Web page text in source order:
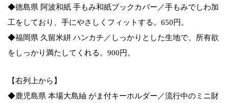
◆徳島県 阿波和紙 手もみ和紙ブックカバー／手もみでしわ加
工をしており、手にやさしくフィットする。650円。
◆福岡県 久留米絣 ハンカチ／しっかりとした生地で、所有欲
をしっかり満たしてくれる。900円。
【右列上から】
◆鹿児島県 本場大島紬 がま付キーホルダー／流行中のミニ財